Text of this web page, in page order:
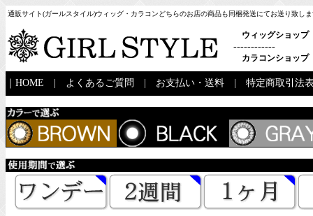
通販サイト(ガールスタイル)ウィッグ・カラコンどちらのお店の商品も同梱発送にてお送り致し
ウィッグショップ
------------
カラコンショップ
HOME よくあるご質問 お支払い・送料 特定商取引法